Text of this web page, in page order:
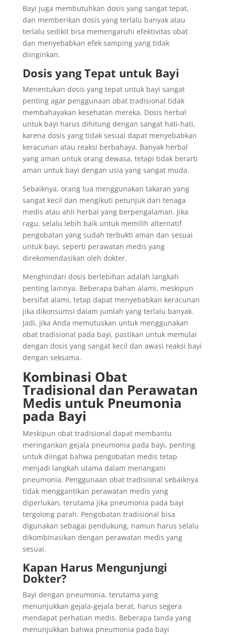
Bayi juga membutuhkan dosis yang sangat tepat,
dan memberikan dosis yang terlalu banyak atau
terlalu sedikit bisa memengaruhi efektivitas obat
dan menyebabkan efek samping yang tidak
diinginkan.
Dosis yang Tepat untuk Bayi
Menentukan dosis yang tepat untuk bayi sangat
penting agar penggunaan obat tradisional tidak
membahayakan kesehatan mereka. Dosis herbal
untuk bayi harus dihitung dengan sangat hati-hati,
karena dosis yang tidak sesuai dapat menyebabkan
keracunan atau reaksi berbahaya. Banyak herbal
yang aman untuk orang dewasa, tetapi tidak berarti
aman untuk bayi dengan usia yang sangat muda.
Sebaiknya, orang tua menggunakan takaran yang
sangat kecil dan mengikuti petunjuk dari tenaga
medis atau ahli herbal yang berpengalaman. Jika
ragu, selalu lebih baik untuk memilih alternatif
pengobatan yang sudah terbukti aman dan sesuai
untuk bayi, seperti perawatan medis yang
direkomendasikan oleh dokter.
Menghindari dosis berlebihan adalah langkah
penting lainnya. Beberapa bahan alami, meskipun
bersifat alami, tetap dapat menyebabkan keracunan
jika dikonsumsi dalam jumlah yang terlalu banyak.
Jadi, jika Anda memutuskan untuk menggunakan
obat tradisional pada bayi, pastikan untuk memulai
dengan dosis yang sangat kecil dan awasi reaksi bayi
dengan seksama.
Kombinasi Obat
Tradisional dan Perawatan
Medis untuk Pneumonia
pada Bayi
Meskipun obat tradisional dapat membantu
meringankan gejala pneumonia pada bayi, penting
untuk diingat bahwa pengobatan medis tetap
menjadi langkah utama dalam menangani
pneumonia. Penggunaan obat tradisional sebaiknya
tidak menggantikan perawatan medis yang
diperlukan, terutama jika pneumonia pada bayi
tergolong parah. Pengobatan tradisional bisa
digunakan sebagai pendukung, namun harus selalu
dikombinasikan dengan perawatan medis yang
sesuai.
Kapan Harus Mengunjungi
Dokter?
Bayi dengan pneumonia, terutama yang
menunjukkan gejala-gejala berat, harus segera
mendapat perhatian medis. Beberapa tanda yang
menunjukkan bahwa pneumonia pada bayi